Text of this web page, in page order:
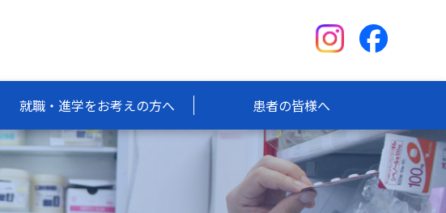
就職・進学をお考えの方へ 患者の皆様へ